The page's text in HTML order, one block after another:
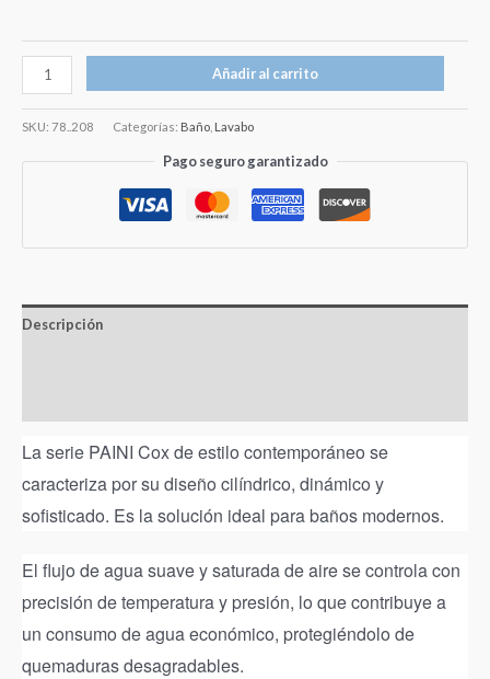
Añadir al carrito
SKU: 78..208 Categorías: Baño Lavabo
Pago seguro garantizado
Descripción
La serie PAINI Cox de estilo contemporáneo se
caracteriza por su diseño cilíndrico, dinámico y
sofisticado. Es la solución ideal para baños modernos.
El flujo de agua suave y saturada de aire se controla con
precisión de temperatura y presión, lo que contribuye a
un consumo de agua económico, protegiéndolo de
quemaduras desagradables.